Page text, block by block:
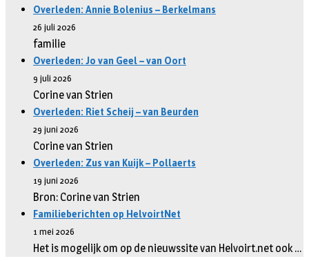
Overleden: Annie Bolenius – Berkelmans
26 juli 2026
familie
Overleden: Jo van Geel – van Oort
9 juli 2026
Corine van Strien
Overleden: Riet Scheij – van Beurden
29 juni 2026
Corine van Strien
Overleden: Zus van Kuijk – Pollaerts
19 juni 2026
Bron: Corine van Strien
Familieberichten op HelvoirtNet
1 mei 2026
Het is mogelijk om op de nieuwssite van Helvoirt.net ook …